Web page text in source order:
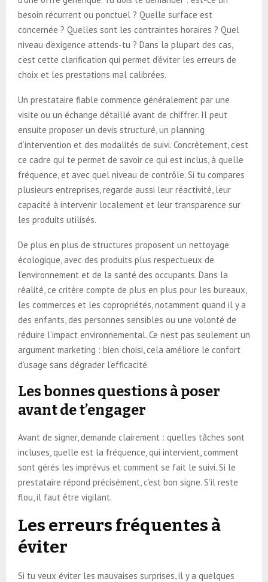
besoin récurrent ou ponctuel ? Quelle surface est
concernée ? Quelles sont les contraintes horaires ? Quel
niveau d’exigence attends-tu ? Dans la plupart des cas,
c’est cette clarification qui permet d’éviter les erreurs de
choix et les prestations mal calibrées.
Un prestataire fiable commence généralement par une
visite ou un échange détaillé avant de chiffrer. Il peut
ensuite proposer un devis structuré, un planning
d’intervention et des modalités de suivi. Concrètement, c’est
ce cadre qui te permet de savoir ce qui est inclus, à quelle
fréquence, et avec quel niveau de contrôle. Si tu compares
plusieurs entreprises, regarde aussi leur réactivité, leur
capacité à intervenir localement et leur transparence sur
les produits utilisés.
De plus en plus de structures proposent un nettoyage
écologique, avec des produits plus respectueux de
l’environnement et de la santé des occupants. Dans la
réalité, ce critère compte de plus en plus pour les bureaux,
les commerces et les copropriétés, notamment quand il y a
des enfants, des personnes sensibles ou une volonté de
réduire l’impact environnemental. Ce n’est pas seulement un
argument marketing : bien choisi, cela améliore le confort
d’usage sans dégrader l’efficacité.
Les bonnes questions à poser
avant de t’engager
Avant de signer, demande clairement : quelles tâches sont
incluses, quelle est la fréquence, qui intervient, comment
sont gérés les imprévus et comment se fait le suivi. Si le
prestataire répond précisément, c’est bon signe. S’il reste
flou, il faut être vigilant.
Les erreurs fréquentes à
éviter
Si tu veux éviter les mauvaises surprises, il y a quelques